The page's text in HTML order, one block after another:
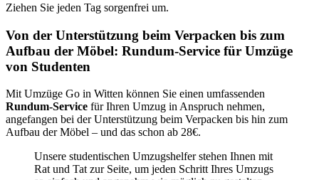
Ziehen Sie jeden Tag sorgenfrei um.
Von der Unterstützung beim Verpacken bis zum
Aufbau der Möbel: Rundum-Service für Umzüge
von Studenten
Mit Umzüge Go in Witten können Sie einen umfassenden
Rundum-Service für Ihren Umzug in Anspruch nehmen,
angefangen bei der Unterstützung beim Verpacken bis hin zum
Aufbau der Möbel – und das schon ab 28€.
Unsere studentischen Umzugshelfer stehen Ihnen mit
Rat und Tat zur Seite, um jeden Schritt Ihres Umzugs